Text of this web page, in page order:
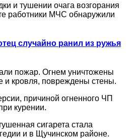
и тушении очага возгорания
работники МЧС обнаружили
случайно ранил из ружья
пожар. Огнем уничтожены
и кровля, повреждены стены.
причиной огненного ЧП
курении.
сигарета стала
и в Щучинском районе.